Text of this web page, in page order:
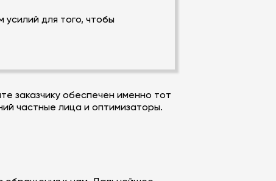
для того, чтобы
заказчику обеспечен именно тот
частные лица и оптимизаторы.